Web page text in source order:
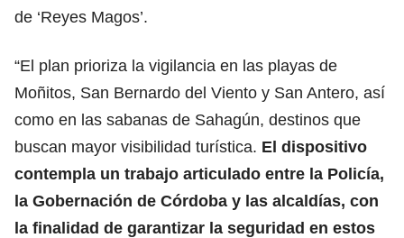
de ‘Reyes Magos’.
“El plan prioriza la vigilancia en las playas de
Moñitos, San Bernardo del Viento y San Antero, así
como en las sabanas de Sahagún, destinos que
buscan mayor visibilidad turística. El dispositivo
contempla un trabajo articulado entre la Policía,
la Gobernación de Córdoba y las alcaldías, con
la finalidad de garantizar la seguridad en estos